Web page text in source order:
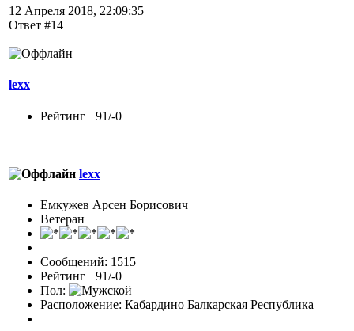
12 Апреля 2018, 22:09:35
Ответ #14
lexx
Рейтинг +91/-0
lexx
Емкужев Арсен Борисович
Ветеран
Сообщений: 1515
Рейтинг +91/-0
Пол:
Расположение: Кабардино Балкарская Республика